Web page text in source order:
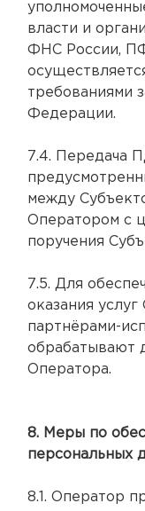
власти и
ФНС России,
требованиями
Федерации.
7.4. Передача
между
Оператором с
поручения
7.5. Для
оказания
партнёрами-
обрабатывают
Оператора.
8. Меры по
персональных
8.1. Оператор